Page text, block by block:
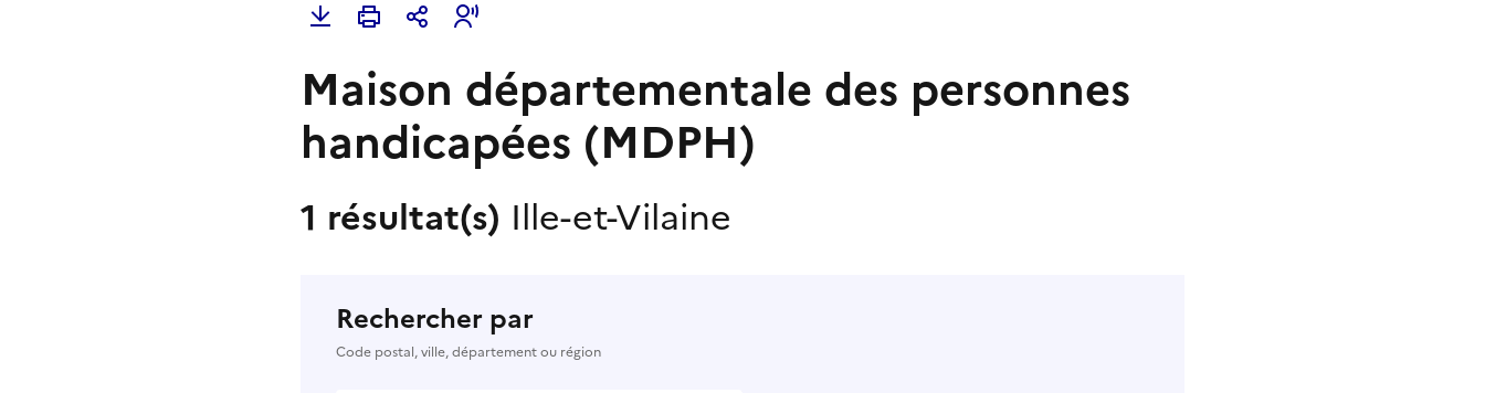
Maison départementale des personnes
handicapées (MDPH)
1 résultat(s) Ille-et-Vilaine
Rechercher par
Code postal, ville, département ou région